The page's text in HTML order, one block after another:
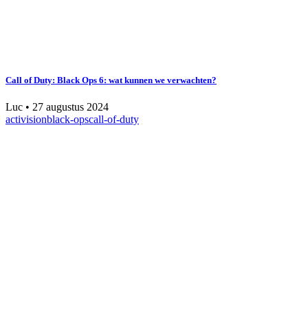
Call of Duty: Black Ops 6: wat kunnen we verwachten?
Luc • 27 augustus 2024
activisionblack-opscall-of-duty